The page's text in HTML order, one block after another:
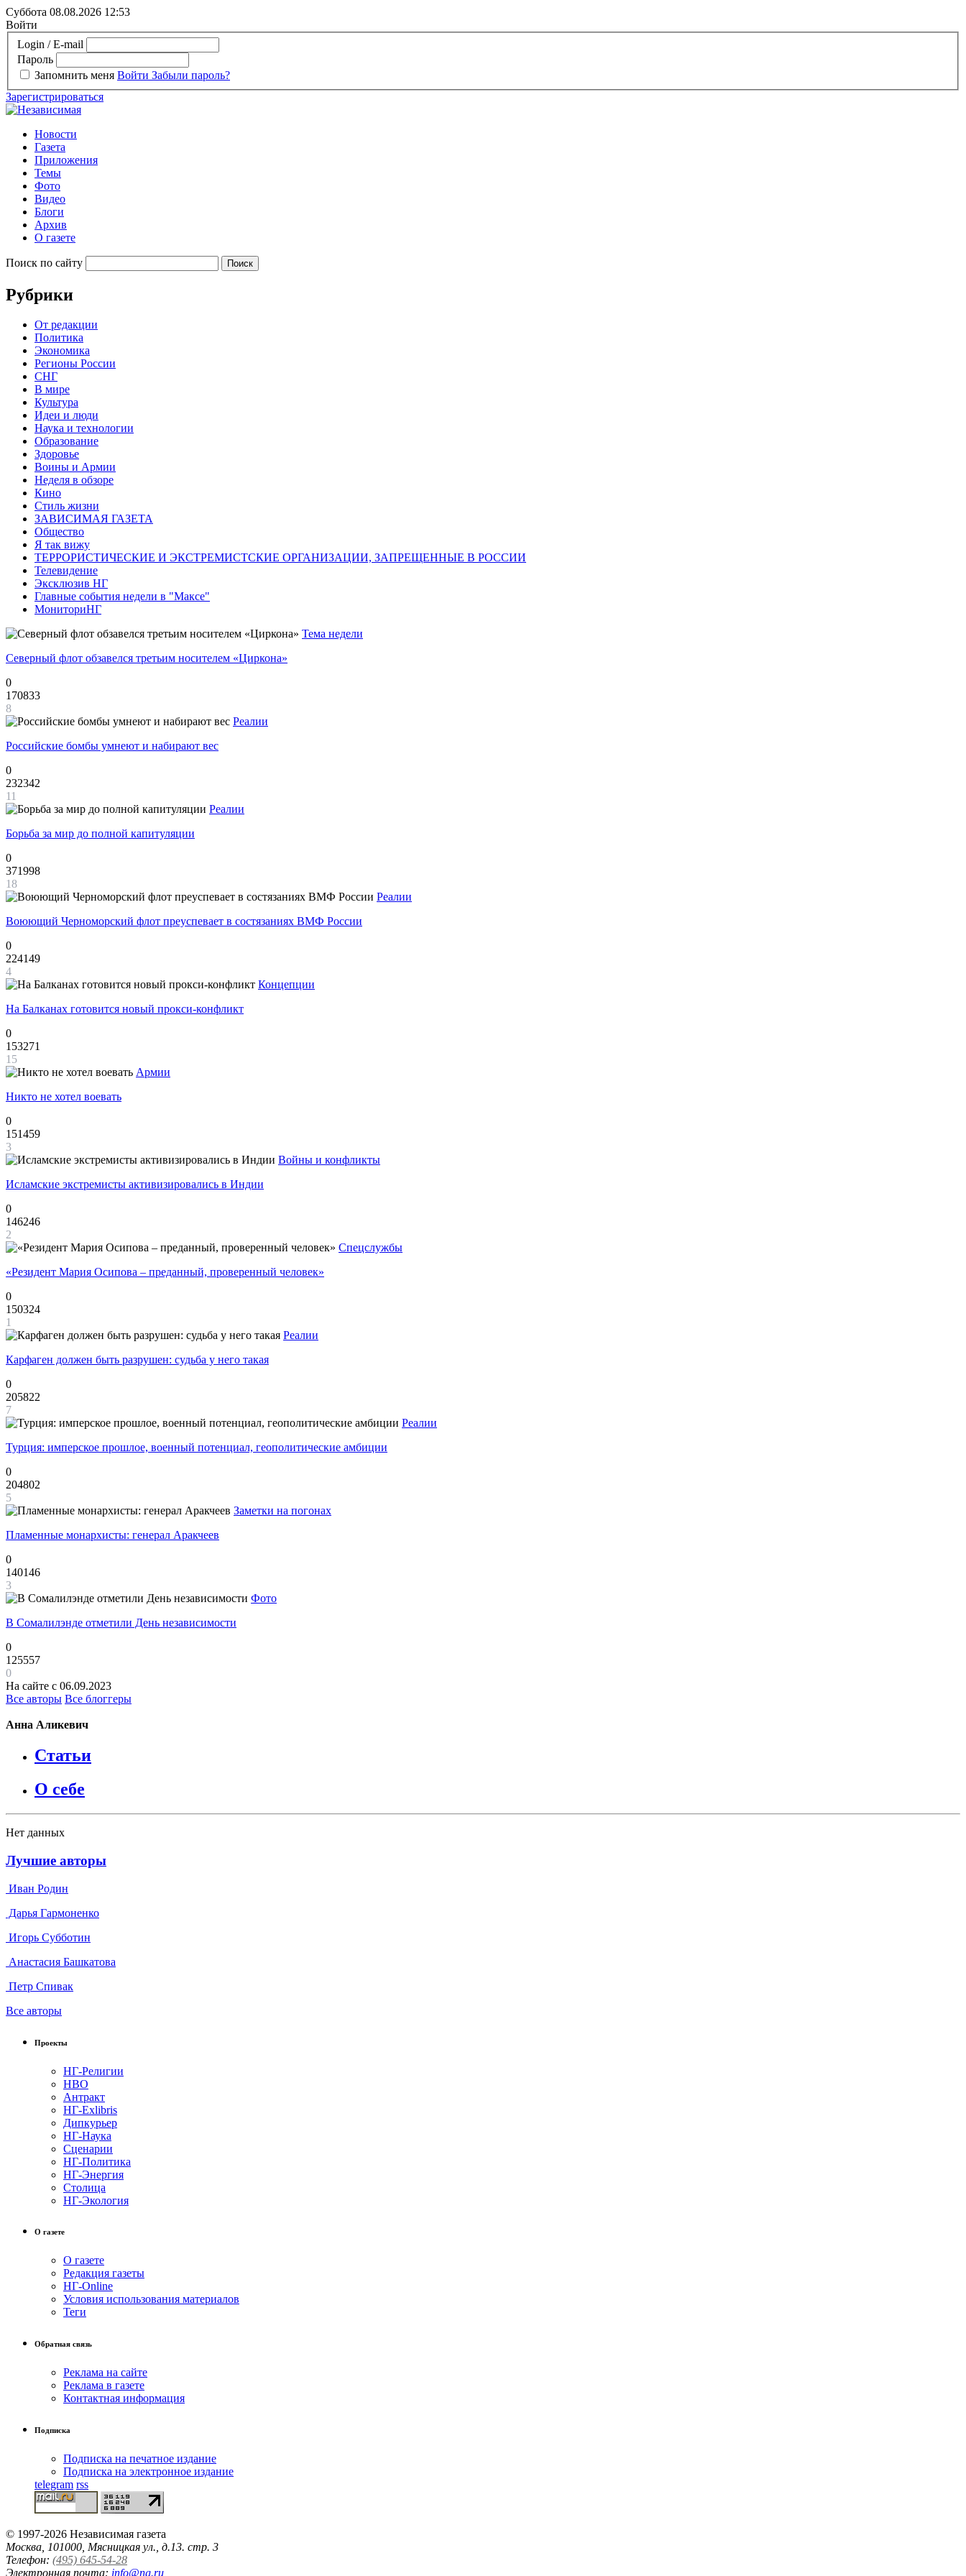
Суббота 08.08.2026 12:53
Войти
Login / E-mail
Пароль
Запомнить меня Войти Забыли пароль?
Зарегистрироваться
Новости
Газета
Приложения
Темы
Фото
Видео
Блоги
Архив
О газете
Поиск по сайту
Рубрики
От редакции
Политика
Экономика
Регионы России
СНГ
В мире
Культура
Идеи и люди
Наука и технологии
Образование
Здоровье
Воины и Армии
Неделя в обзоре
Кино
Стиль жизни
ЗАВИСИМАЯ ГАЗЕТА
Общество
Я так вижу
ТЕРРОРИСТИЧЕСКИЕ И ЭКСТРЕМИСТСКИЕ ОРГАНИЗАЦИИ, ЗАПРЕЩЕННЫЕ В РОССИИ
Телевидение
Эксклюзив НГ
Главные события недели в "Максе"
МониториНГ
Тема недели
Северный флот обзавелся третьим носителем «Циркона»
0
170833
8
Реалии
Российские бомбы умнеют и набирают вес
0
232342
11
Реалии
Борьба за мир до полной капитуляции
0
371998
18
Реалии
Воюющий Черноморский флот преуспевает в состязаниях ВМФ России
0
224149
4
Концепции
На Балканах готовится новый прокси-конфликт
0
153271
15
Армии
Никто не хотел воевать
0
151459
3
Войны и конфликты
Исламские экстремисты активизировались в Индии
0
146246
2
Спецслужбы
«Резидент Мария Осипова – преданный, проверенный человек»
0
150324
1
Реалии
Карфаген должен быть разрушен: судьба у него такая
0
205822
7
Реалии
Турция: имперское прошлое, военный потенциал, геополитические амбиции
0
204802
5
Заметки на погонах
Пламенные монархисты: генерал Аракчеев
0
140146
3
Фото
В Сомалилэнде отметили День независимости
0
125557
0
На сайте с 06.09.2023
Все авторы Все блоггеры
Анна Аликевич
Статьи
О себе
Нет данных
Лучшие авторы
Иван Родин
Дарья Гармоненко
Игорь Субботин
Анастасия Башкатова
Петр Спивак
Все авторы
Проекты
НГ-Религии
НВО
Антракт
НГ-Exlibris
Дипкурьер
НГ-Наука
Сценарии
НГ-Политика
НГ-Энергия
Столица
НГ-Экология
О газете
О газете
Редакция газеты
НГ-Online
Условия использования материалов
Теги
Обратная связь
Реклама на сайте
Реклама в газете
Контактная информация
Подписка
Подписка на печатное издание
Подписка на электронное издание
telegram rss
© 1997-2026 Независимая газета
Москва, 101000, Мясницкая ул., д.13. стр. 3
Телефон: (495) 645-54-28
Электронная почта: info@ng.ru